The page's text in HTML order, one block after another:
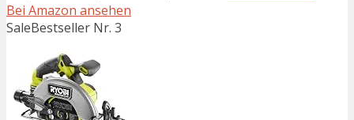
Bei Amazon ansehen
SaleBestseller Nr. 3